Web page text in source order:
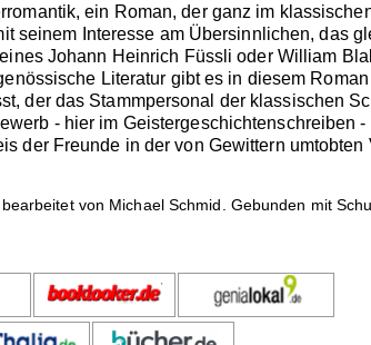
ein Roman, der ganz im
seinem Interesse am Übersinnlichen, das
Johann Heinrich Füssli oder William
Literatur gibt es in diesem
der das Stammpersonal der klassischen
- hier im Geistergeschichtenschreiben
der Freunde in der von Gewittern
von Michael Schmid. Gebunden mit